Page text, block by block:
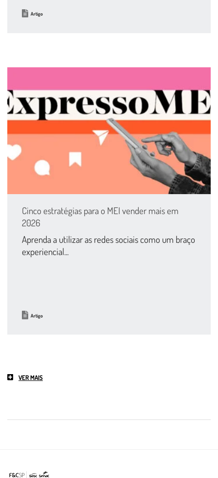
Artigo
Cinco estratégias para o MEI vender mais em
2026
Aprenda a utilizar as redes sociais como um braço
experiencial...
Artigo
VER MAIS